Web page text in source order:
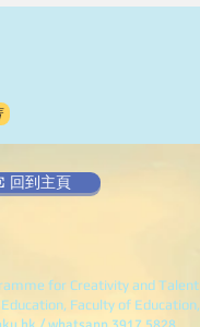
回到主頁
for Creativity and
Faculty of